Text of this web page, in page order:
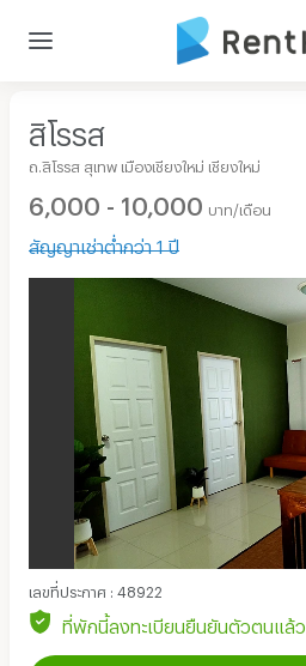
สิโรรส
ถ.สิโรรส สุเทพ เมืองเชียงใหม่ เชียงใหม่
6,000 - 10,000 บาท/เดือน
สัญญาเช่าต่ำกว่า 1 ปี
เลขที่ประกาศ : 48922
ที่พักนี้ลงทะเบียนยืนยันตัวตนแล้ว